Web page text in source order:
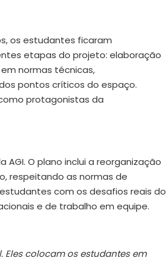
os estudantes ficaram
etapas do projeto: elaboração
normas técnicas,
pontos críticos do espaço.
protagonistas da
O plano inclui a reorganização
respeitando as normas de
com os desafios reais do
e de trabalho em equipe.
colocam os estudantes em